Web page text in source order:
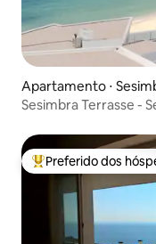
Apartamento ⋅
Sesimbra Terrasse -
Entre os melhores
Preferido dos